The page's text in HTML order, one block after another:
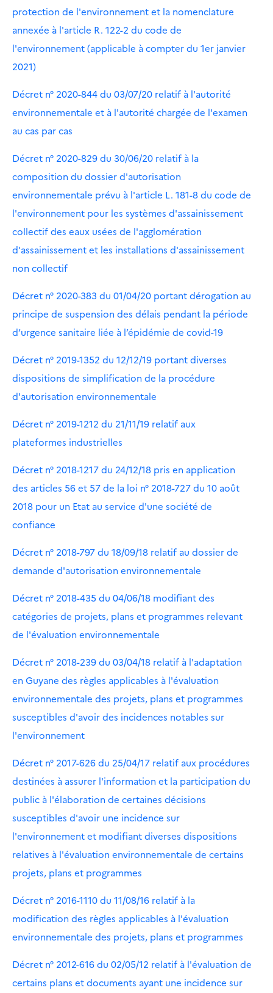
protection de l'environnement et la nomenclature
annexée à l'article R. 122-2 du code de
l'environnement (applicable à compter du 1er janvier
2021)
Décret n° 2020-844 du 03/07/20 relatif à l'autorité
environnementale et à l'autorité chargée de l'examen
au cas par cas
Décret n° 2020-829 du 30/06/20 relatif à la
composition du dossier d'autorisation
environnementale prévu à l'article L. 181-8 du code de
l'environnement pour les systèmes d'assainissement
collectif des eaux usées de l'agglomération
d'assainissement et les installations d'assainissement
non collectif
Décret n° 2020-383 du 01/04/20 portant dérogation au
principe de suspension des délais pendant la période
d’urgence sanitaire liée à l’épidémie de covid-19
Décret n° 2019-1352 du 12/12/19 portant diverses
dispositions de simplification de la procédure
d'autorisation environnementale
Décret n° 2019-1212 du 21/11/19 relatif aux
plateformes industrielles
Décret n° 2018-1217 du 24/12/18 pris en application
des articles 56 et 57 de la loi n° 2018-727 du 10 août
2018 pour un Etat au service d'une société de
confiance
Décret n° 2018-797 du 18/09/18 relatif au dossier de
demande d'autorisation environnementale
Décret n° 2018-435 du 04/06/18 modifiant des
catégories de projets, plans et programmes relevant
de l'évaluation environnementale
Décret n° 2018-239 du 03/04/18 relatif à l'adaptation
en Guyane des règles applicables à l'évaluation
environnementale des projets, plans et programmes
susceptibles d'avoir des incidences notables sur
l'environnement
Décret n° 2017-626 du 25/04/17 relatif aux procédures
destinées à assurer l'information et la participation du
public à l'élaboration de certaines décisions
susceptibles d'avoir une incidence sur
l'environnement et modifiant diverses dispositions
relatives à l'évaluation environnementale de certains
projets, plans et programmes
Décret n° 2016-1110 du 11/08/16 relatif à la
modification des règles applicables à l'évaluation
environnementale des projets, plans et programmes
Décret n° 2012-616 du 02/05/12 relatif à l'évaluation de
certains plans et documents ayant une incidence sur